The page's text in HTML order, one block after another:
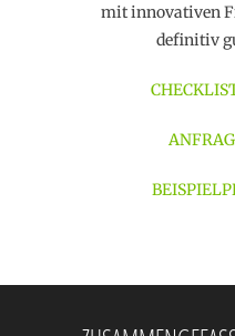
mit innovativen
definitiv